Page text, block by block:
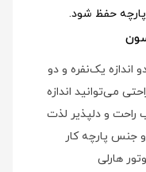
حفظ شود.
اندازه یک‌نفره و دو
می‌توانید اندازه
راحت و دلپذیر لذت
جنس پارچه کار
هارلی